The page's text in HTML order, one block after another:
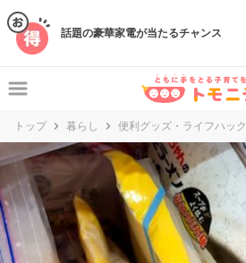
話題の豪華家電が当たるチャンス
トップ 暮らし 便利グッズ・ライフハック